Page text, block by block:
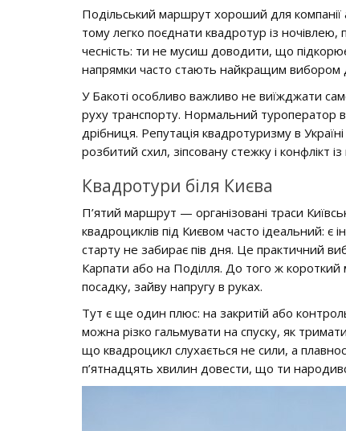
Подільський маршрут хороший для
тому легко поєднати квадротур із ночівлею,
чесність: ти не мусиш доводити, що
напрямки часто стають найкращим
У Бакоті особливо важливо не виїжджати
руху транспорту. Нормальний
дрібниця. Репутація квадротуризму в
розбитий схил, зіпсовану стежку і конфлікт
Квадротури біля Києва
П’ятий маршрут — організовані траси
квадроциклів під Києвом часто ідеальний: є
старту не забирає пів дня. Це практичний
Карпати або на Поділля. До того ж короткий
посадку, зайву напругу в руках.
Тут є ще один плюс: на закритій або
можна різко гальмувати на спуску, як
що квадроцикл слухається не сили, а
п’ятнадцять хвилин довести, що ти